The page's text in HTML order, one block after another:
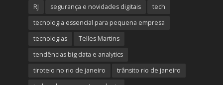
RJ
segurança e novidades digitais
tech
tecnologia essencial para pequena empresa
tecnologias
Telles Martins
tendências big data e analytics
tiroteio no rio de janeiro
trânsito rio de janeiro